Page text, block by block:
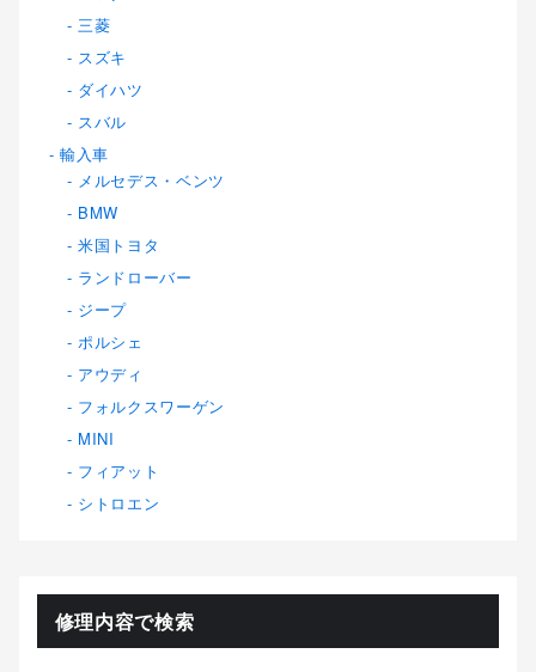
三菱
スズキ
ダイハツ
スバル
輸入車
メルセデス・ベンツ
BMW
米国トヨタ
ランドローバー
ジープ
ポルシェ
アウディ
フォルクスワーゲン
MINI
フィアット
シトロエン
修理内容で検索